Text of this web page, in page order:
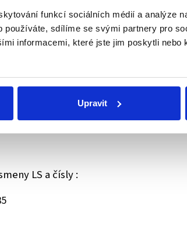
funkcí sociálních médií a analýze
používáte, sdílíme se svými partnery pro
informacemi, které jste jim poskytli nebo
Upravit
LS a čísly :